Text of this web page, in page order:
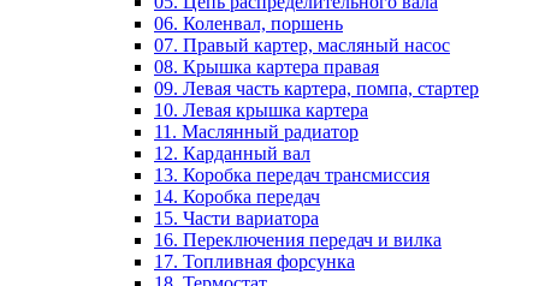
06. Коленвал, поршень
07. Правый картер, масляный насос
08. Крышка картера правая
09. Левая часть картера, помпа, стартер
10. Левая крышка картера
11. Маслянный радиатор
12. Карданный вал
13. Коробка передач трансмиссия
14. Коробка передач
15. Части вариатора
16. Переключения передач и вилка
17. Топливная форсунка